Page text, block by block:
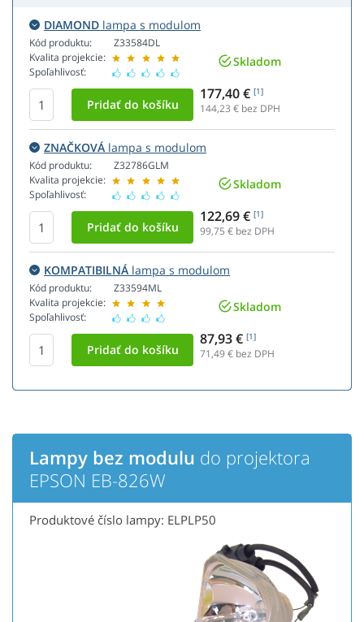
DIAMOND lampa s modulom
Kód produktu:
Kvalita projekcie:
Spoľahlivosť:
Z33584DL
Skladom
177,40 € [1]
144,23 € bez DPH
ZNAČKOVÁ lampa s modulom
Kód produktu:
Kvalita projekcie:
Spoľahlivosť:
Z32786GLM
Skladom
122,69 € [1]
99,75 € bez DPH
KOMPATIBILNÁ lampa s modulom
Kód produktu:
Kvalita projekcie:
Spoľahlivosť:
Z33594ML
Skladom
87,93 € [1]
71,49€ bez DPH
Lampy bez modulu do projektora
EPSON EB-826W
Produktové číslo lampy: ELPLP50